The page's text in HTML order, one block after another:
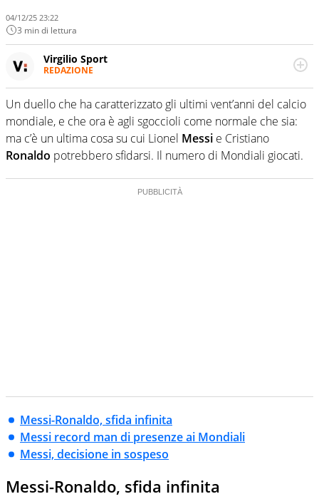
04/12/25 23:22
3 min di lettura
Virgilio Sport
REDAZIONE
appassionato su tutto il mondo dello sport. Calcio,
calciomercato, F1, Motomondiale ma anche tennis,
volley, basket: su Virgilio Sport i tifosi e gli appassionati
sanno che troveranno sempre copertura completa e
zero faziosità. La squadra di Virgilio Sport è formata da
giornalisti ed esperti di sport abili sia nel gioco di
rimessa quando intercettano le notizie e le rilanciano
verso la rete, sia nella costruzione dal basso quando
Un duello che ha caratterizzato gli ultimi vent’anni del calcio
mondiale, e che ora è agli sgoccioli come normale che sia:
ma c’è un ultima cosa su cui Lionel Messi e Cristiano
Ronaldo potrebbero sfidarsi. Il numero di Mondiali giocati.
Messi-Ronaldo, sfida infinita
Messi record man di presenze ai Mondiali
Messi, decisione in sospeso
Messi-Ronaldo, sfida infinita